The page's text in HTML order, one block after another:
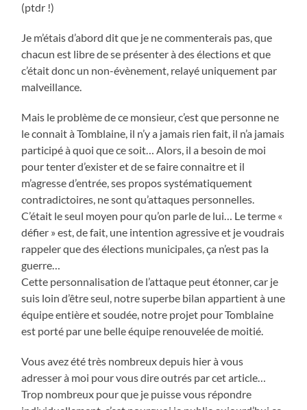
(ptdr !)
Je m’étais d’abord dit que je ne commenterais pas, que
chacun est libre de se présenter à des élections et que
c’était donc un non-évènement, relayé uniquement par
malveillance.
Mais le problème de ce monsieur, c’est que personne ne
le connait à Tomblaine, il n’y a jamais rien fait, il n’a jamais
participé à quoi que ce soit… Alors, il a besoin de moi
pour tenter d’exister et de se faire connaitre et il
m’agresse d’entrée, ses propos systématiquement
contradictoires, ne sont qu’attaques personnelles.
C’était le seul moyen pour qu’on parle de lui… Le terme «
défier » est, de fait, une intention agressive et je voudrais
rappeler que des élections municipales, ça n’est pas la
guerre…
Cette personnalisation de l’attaque peut étonner, car je
suis loin d’être seul, notre superbe bilan appartient à une
équipe entière et soudée, notre projet pour Tomblaine
est porté par une belle équipe renouvelée de moitié.
Vous avez été très nombreux depuis hier à vous
adresser à moi pour vous dire outrés par cet article…
Trop nombreux pour que je puisse vous répondre